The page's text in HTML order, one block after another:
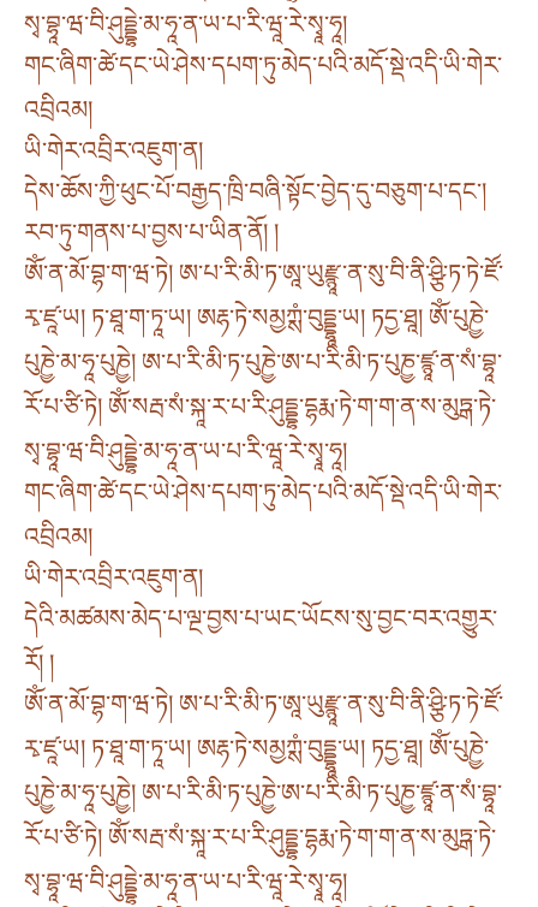
སྭ་བྷཱ་ཝ་བི་ཤུདྡྷེ་མ་ཧཱ་ན་ཡ་པ་རི་ཝཱ་རེ་སྭཱ་ཧཱ།
གང་ཞིག་ཚེ་དང་ཡེ་ཤེས་དཔག་ཏུ་མེད་པའི་མདོ་སྡེ་འདི་ཡི་གེར་
འབྲིའམ།
ཡི་གེར་འབྲིར་འཇུག་ན།
དེས་ཆོས་ཀྱི་ཕུང་པོ་བརྒྱད་ཁྲི་བཞི་སྟོང་བྱེད་དུ་བཅུག་པ་དང༌།
རབ་ཏུ་གནས་པ་བྱས་པ་ཡིན་ནོ། །
ཨོཾ་ན་མོ་བྷ་ག་ཝ་ཏེ། ཨ་པ་རི་མི་ཏ་ཨཱ་ཡུརྫྙཱ་ན་སུ་བི་ནི་ཤྩི་ཏ་ཏེ་ཛོ་
རྭ་ཛཱ་ཡ། ཏ་ཐཱ་ག་ཏཱ་ཡ། ཨརྷ་ཏེ་སམྱཀྶཾ་བུདྡྷཱ་ཡ། ཏདྱ་ཐཱ། ཨོཾ་པུཎྱེ་
པུཎྱེ་མ་ཧཱ་པུཎྱེ། ཨ་པ་རི་མི་ཏ་པུཎྱེ་ཨ་པ་རི་མི་ཏ་པུཎྱ་ཛྙཱ་ན་སཾ་བྷཱ་
རོ་པ་ཙི་ཏེ། ཨོཾ་སརྦ་སཾ་སྐཱ་ར་པ་རི་ཤུདྡྷ་དྷརྨ་ཏེ་ག་ག་ན་ས་མུཏྒ་ཏེ་
སྭ་བྷཱ་ཝ་བི་ཤུདྡྷེ་མ་ཧཱ་ན་ཡ་པ་རི་ཝཱ་རེ་སྭཱ་ཧཱ།
གང་ཞིག་ཚེ་དང་ཡེ་ཤེས་དཔག་ཏུ་མེད་པའི་མདོ་སྡེ་འདི་ཡི་གེར་
འབྲིའམ།
ཡི་གེར་འབྲིར་འཇུག་ན།
དེའི་མཚམས་མེད་པ་ལྔ་བྱས་པ་ཡང་ཡོངས་སུ་བྱང་བར་འགྱུར་
རོ། །
ཨོཾ་ན་མོ་བྷ་ག་ཝ་ཏེ། ཨ་པ་རི་མི་ཏ་ཨཱ་ཡུརྫྙཱ་ན་སུ་བི་ནི་ཤྩི་ཏ་ཏེ་ཛོ་
རྭ་ཛཱ་ཡ། ཏ་ཐཱ་ག་ཏཱ་ཡ། ཨརྷ་ཏེ་སམྱཀྶཾ་བུདྡྷཱ་ཡ། ཏདྱ་ཐཱ། ཨོཾ་པུཎྱེ་
པུཎྱེ་མ་ཧཱ་པུཎྱེ། ཨ་པ་རི་མི་ཏ་པུཎྱེ་ཨ་པ་རི་མི་ཏ་པུཎྱ་ཛྙཱ་ན་སཾ་བྷཱ་
རོ་པ་ཙི་ཏེ། ཨོཾ་སརྦ་སཾ་སྐཱ་ར་པ་རི་ཤུདྡྷ་དྷརྨ་ཏེ་ག་ག་ན་ས་མུཏྒ་ཏེ་
སྭ་བྷཱ་ཝ་བི་ཤུདྡྷེ་མ་ཧཱ་ན་ཡ་པ་རི་ཝཱ་རེ་སྭཱ་ཧཱ།